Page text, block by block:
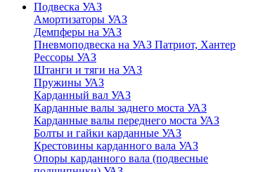
Подвеска УАЗ
Амортизаторы УАЗ
Демпферы на УАЗ
Пневмоподвеска на УАЗ Патриот, Хантер
Рессоры УАЗ
Штанги и тяги на УАЗ
Пружины УАЗ
Карданный вал УАЗ
Карданные валы заднего моста УАЗ
Карданные валы переднего моста УАЗ
Болты и гайки карданные УАЗ
Крестовины карданного вала УАЗ
Опоры карданного вала (подвесные